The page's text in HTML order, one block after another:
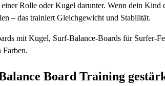
Rolle oder Kugel darunter. Wenn dein Kind
– das trainiert Gleichgewicht und Stabilität.
mit Kugel, Surf-Balance-Boards für Surfer-
Board Training